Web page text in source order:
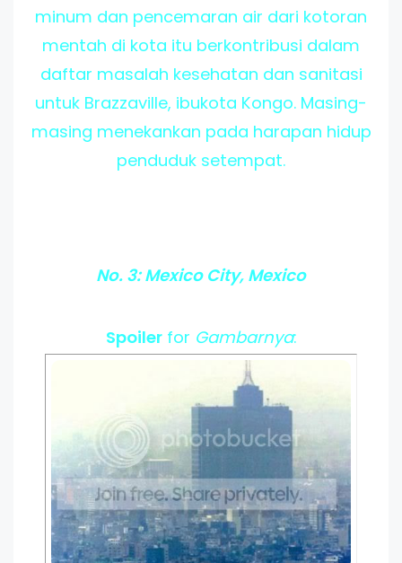
minum dan pencemaran air dari kotoran
mentah di kota itu berkontribusi dalam
daftar masalah kesehatan dan sanitasi
untuk Brazzaville, ibukota Kongo. Masing-
masing menekankan pada harapan hidup
penduduk setempat.
No. 3: Mexico City, Mexico
Spoilerfor Gambarnya: